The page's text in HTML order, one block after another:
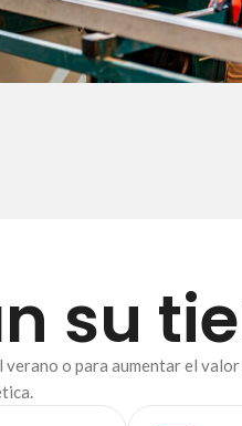
su
o para aumentar el valor